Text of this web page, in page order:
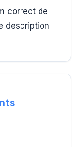
correct de
description